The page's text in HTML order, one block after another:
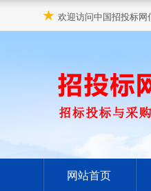
★ 欢迎访问中国招投标
网站首页